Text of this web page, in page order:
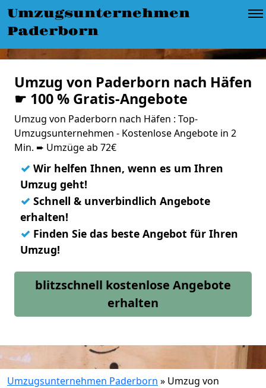
Umzugsunternehmen
Paderborn
Umzug von Paderborn nach Häfen
☛ 100 % Gratis-Angebote
Umzug von Paderborn nach Häfen : Top-
Umzugsunternehmen - Kostenlose Angebote in 2
Min. ➨ Umzüge ab 72€
✓ Wir helfen Ihnen, wenn es um Ihren
Umzug geht!
✓ Schnell & unverbindlich Angebote
erhalten!
✓ Finden Sie das beste Angebot für Ihren
Umzug!
blitzschnell kostenlose Angebote
erhalten
Umzugsunternehmen Paderborn » Umzug von